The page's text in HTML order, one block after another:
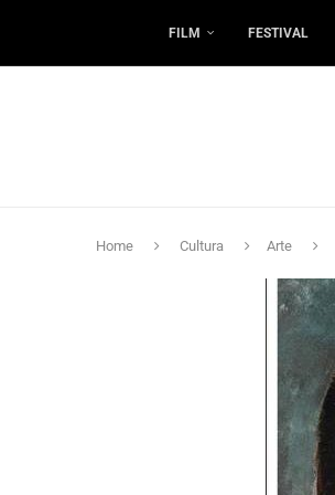
FILM FESTIVAL
Home Cultura Arte